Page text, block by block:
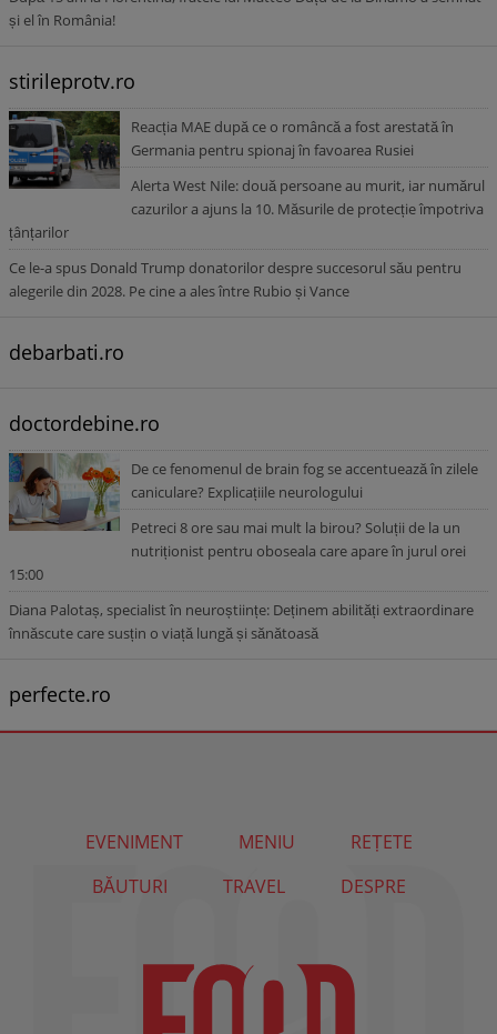
și el în România!
stirileprotv.ro
Reacția MAE după ce o româncă a fost arestată în
Germania pentru spionaj în favoarea Rusiei
Alerta West Nile: două persoane au murit, iar numărul
cazurilor a ajuns la 10. Măsurile de protecție împotriva
țânțarilor
Ce le-a spus Donald Trump donatorilor despre succesorul său pentru
alegerile din 2028. Pe cine a ales între Rubio și Vance
debarbati.ro
doctordebine.ro
De ce fenomenul de brain fog se accentuează în zilele
caniculare? Explicațiile neurologului
Petreci 8 ore sau mai mult la birou? Soluții de la un
nutriționist pentru oboseala care apare în jurul orei
15:00
Diana Palotaș, specialist în neuroștiințe: Deținem abilități extraordinare
înnăscute care susțin o viață lungă și sănătoasă
perfecte.ro
EVENIMENT MENIU
REȚETE
BĂUTURI
TRAVEL DESPRE